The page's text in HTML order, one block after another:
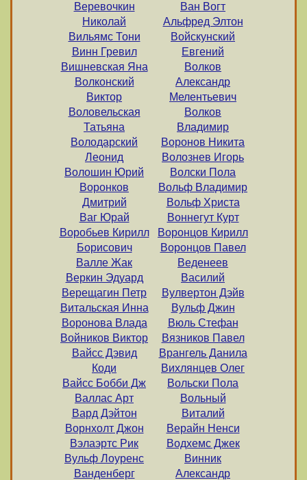
Веревочкин
Николай
Вильямс Тони
Винн Гревил
Вишневская Яна
Волконский
Виктор
Воловельская
Татьяна
Володарский
Леонид
Волошин Юрий
Воронков
Дмитрий
Ваг Юрай
Воробьев Кирилл
Борисович
Валле Жак
Веркин Эдуард
Верещагин Петр
Витальская Инна
Воронова Влада
Войников Виктор
Вайсс Дэвид
Коди
Вайсс Бобби Дж
Валлас Арт
Вард Дэйтон
Ворнхолт Джон
Вэлаэртс Рик
Вульф Лоуренс
Ванденберг
Ван Вогт
Альфред Элтон
Войскунский
Евгений
Волков
Александр
Мелентьевич
Волков
Владимир
Воронов Никита
Волознев Игорь
Волски Пола
Вольф Владимир
Вольф Христа
Воннегут Курт
Воронцов Кирилл
Воронцов Павел
Веденеев
Василий
Вулвертон Дэйв
Вульф Джин
Вюль Стефан
Вязников Павел
Врангель Данила
Вихлянцев Олег
Вольски Пола
Вольный
Виталий
Верайн Ненси
Водхемс Джек
Винник
Александр